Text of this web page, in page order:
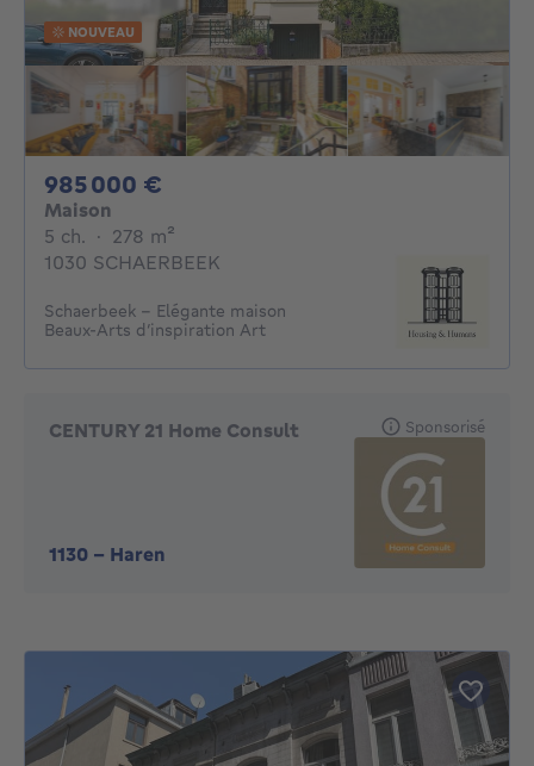
NOUVEAU
985 000 €
Maison
5 ch. 5 chambres
· 278 m²
1030 SCHAERBEEK
Schaerbeek - Elégante maison
Beaux-Arts d’inspiration Art
CENTURY 21 Home Consult
1130 - Haren
Sponsorisé